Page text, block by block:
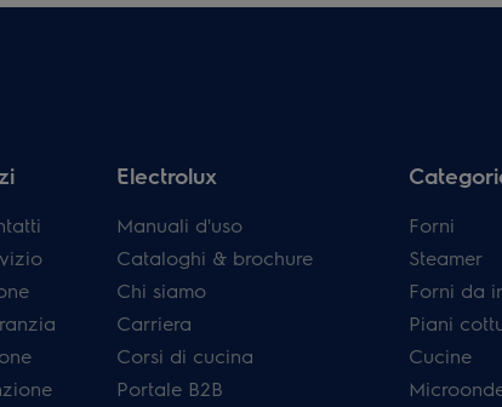
Electrolux
Manuali d'uso
Cataloghi & brochure
Chi siamo
Carriera
Corsi di cucina
Portale B2B
Forni
Steamer
Forni da
Piani
Cucine